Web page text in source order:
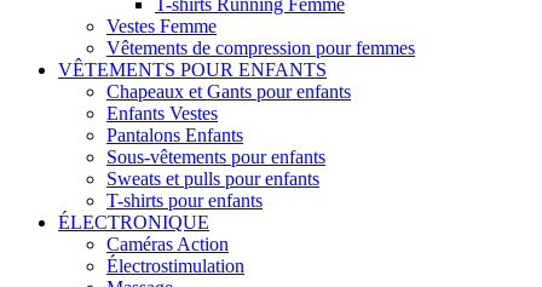
T-shirts Running Femme
Vestes Femme
Vêtements de compression pour femmes
VÊTEMENTS POUR ENFANTS
Chapeaux et Gants pour enfants
Enfants Vestes
Pantalons Enfants
Sous-vêtements pour enfants
Sweats et pulls pour enfants
T-shirts pour enfants
ÉLECTRONIQUE
Caméras Action
Électrostimulation